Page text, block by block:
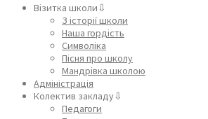
Візитка школи⇩
З історії школи
Наша гордість
Символіка
Пісня про школу
Мандрівка школою
Адміністрація
Колектив закладу⇩
Педагоги